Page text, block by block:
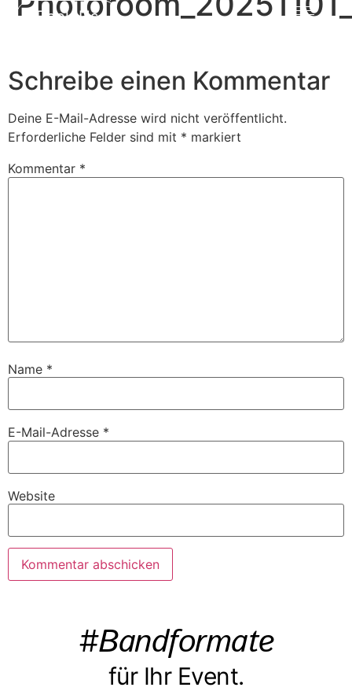
Book Us
Schreibe einen Kommentar
Deine E-Mail-Adresse wird nicht veröffentlicht.
Erforderliche Felder sind mit * markiert
Kommentar *
Name *
E-Mail-Adresse *
Website
#Bandformate
für Ihr Event.